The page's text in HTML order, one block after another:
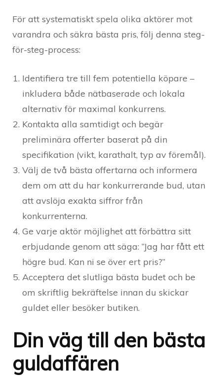
För att systematiskt spela olika aktörer mot
varandra och säkra bästa pris, följ denna steg-
för-steg-process:
Identifiera tre till fem potentiella köpare –
inkludera både nätbaserade och lokala
alternativ för maximal konkurrens.
Kontakta alla samtidigt och begär
preliminära offerter baserat på din
specifikation (vikt, karathalt, typ av föremål).
Välj de två bästa offertarna och informera
dem om att du har konkurrerande bud, utan
att avslöja exakta siffror från
konkurrenterna.
Ge varje aktör möjlighet att förbättra sitt
erbjudande genom att säga: ”Jag har fått ett
högre bud. Kan ni se över ert pris?”
Acceptera det slutliga bästa budet och be
om skriftlig bekräftelse innan du skickar
guldet eller besöker butiken.
Din väg till den bästa
guldaffären